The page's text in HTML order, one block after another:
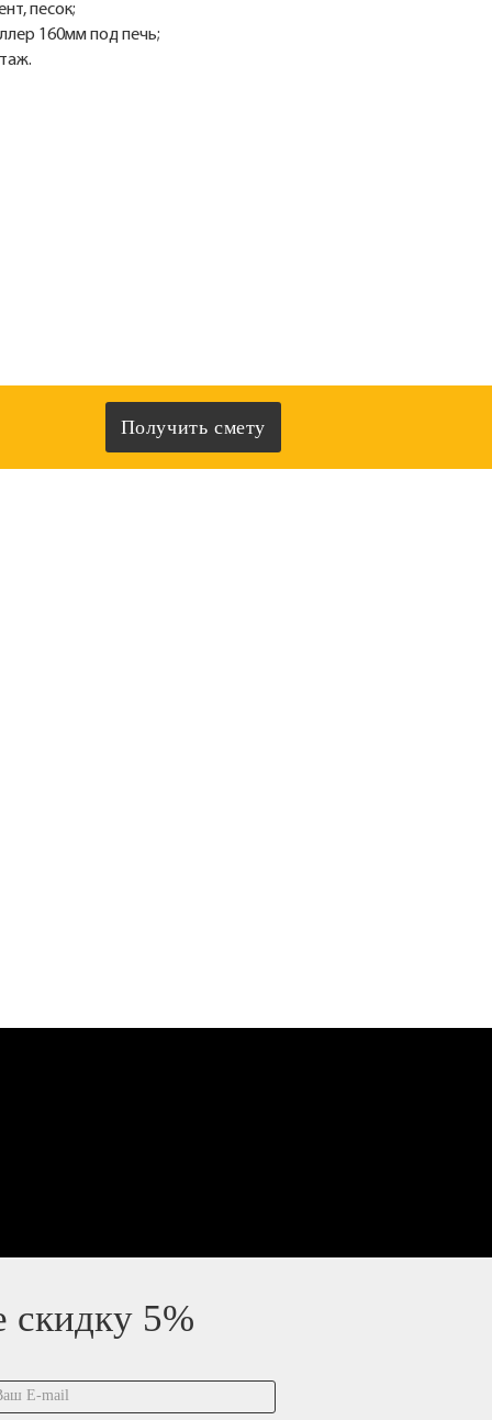
песок;
160мм под печь;
Получить смету
скидку 5%